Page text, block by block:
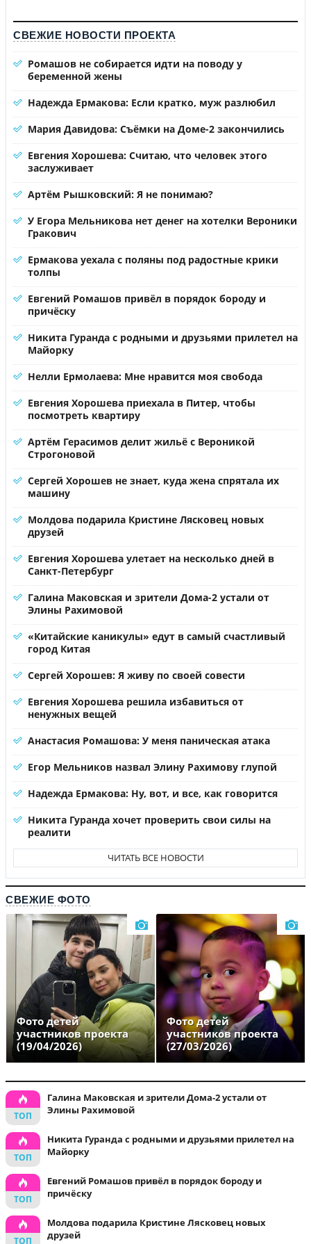
СВЕЖИЕ НОВОСТИ ПРОЕКТА
Ромашов не собирается идти на поводу у
беременной жены
Надежда Ермакова: Если кратко, муж разлюбил
Мария Давидова: Съёмки на Доме-2 закончились
Евгения Хорошева: Считаю, что человек этого
заслуживает
Артём Рышковский: Я не понимаю?
У Егора Мельникова нет денег на хотелки Вероники
Гракович
Ермакова уехала с поляны под радостные крики
толпы
Евгений Ромашов привёл в порядок бороду и
причёску
Никита Гуранда с родными и друзьями прилетел на
Майорку
Нелли Ермолаева: Мне нравится моя свобода
Евгения Хорошева приехала в Питер, чтобы
посмотреть квартиру
Артём Герасимов делит жильё с Вероникой
Строгоновой
Сергей Хорошев не знает, куда жена спрятала их
машину
Молдова подарила Кристине Лясковец новых
друзей
Евгения Хорошева улетает на несколько дней в
Санкт-Петербург
Галина Маковская и зрители Дома-2 устали от
Элины Рахимовой
«Китайские каникулы» едут в самый счастливый
город Китая
Сергей Хорошев: Я живу по своей совести
Евгения Хорошева решила избавиться от
ненужных вещей
Анастасия Ромашова: У меня паническая атака
Егор Мельников назвал Элину Рахимову глупой
Надежда Ермакова: Ну, вот, и все, как говорится
Никита Гуранда хочет проверить свои силы на
реалити
ЧИТАТЬ ВСЕ НОВОСТИ
СВЕЖИЕ ФОТО
Фото детей
участников проекта
(19/04/2026)
Фото детей
участников проекта
(27/03/2026)
Галина Маковская и зрители Дома-2 устали от
Элины Рахимовой
Никита Гуранда с родными и друзьями прилетел на
Майорку
Евгений Ромашов привёл в порядок бороду и
причёску
Молдова подарила Кристине Лясковец новых
друзей